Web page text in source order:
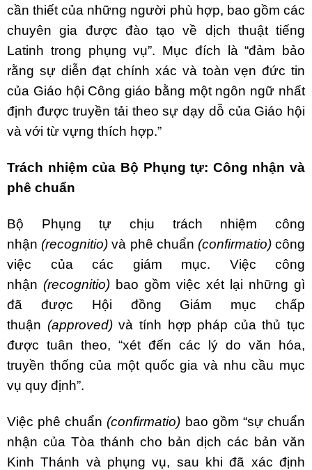
cần thiết của những người phù hợp, bao gồm các
chuyên gia được đào tạo về dịch thuật tiếng
Latinh trong phụng vụ”. Mục đích là “đảm bảo
rằng sự diễn đạt chính xác và toàn vẹn đức tin
của Giáo hội Công giáo bằng một ngôn ngữ nhất
định được truyền tải theo sự dạy dỗ của Giáo hội
và với từ vựng thích hợp.”
Trách nhiệm của Bộ Phụng tự: Công nhận và
phê chuẩn
Bộ Phụng tự chịu trách nhiệm công
nhận(recognitio) và phê chuẩn (confirmatio)công
việc của các giám mục. Việc công
nhận (recognitio) bao gồm việc xét lại những gì
đã được Hội đồng Giám mục chấp
thuận (approved)và tính hợp pháp của thủ tục
được tuân theo, “xét đến các lý do văn hóa,
truyền thống của một quốc gia và nhu cầu mục
vụ quy định”.
Việc phê chuẩn(confirmatio) bao gồm “sự chuẩn
nhận của Tòa thánh cho bản dịch các bản văn
Kinh Thánh và phụng vụ, sau khi đã xác định